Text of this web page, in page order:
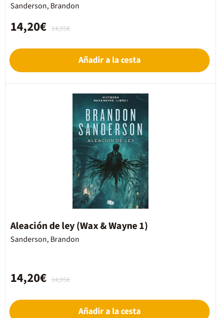
Sanderson, Brandon
14,95€
14,20€
Añadir a la cesta
Aleación de ley (Wax & Wayne 1)
Sanderson, Brandon
14,95€
14,20€
Añadir a la cesta